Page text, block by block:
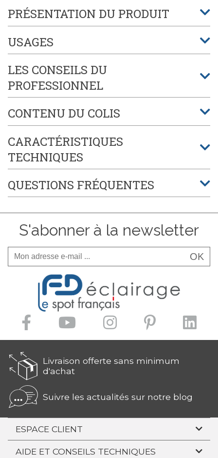
PRÉSENTATION DU PRODUIT
USAGES
LES CONSEILS DU
PROFESSIONNEL
CONTENU DU COLIS
CARACTÉRISTIQUES
TECHNIQUES
QUESTIONS FRÉQUENTES
S'abonner à la newsletter
OK
Livraison offerte sans minimum
d'achat
Suivre les actualités sur notre blog
ESPACE CLIENT
AIDE ET CONSEILS TECHNIQUES